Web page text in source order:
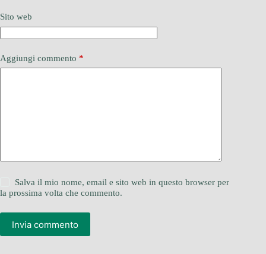
Sito web
Aggiungi commento *
Salva il mio nome, email e sito web in questo browser per
la prossima volta che commento.
Invia commento